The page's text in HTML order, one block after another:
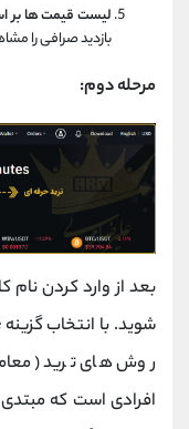
لیست قیمت ها بر
بازدید صرافی را
مرحله دوم:
بعد از وارد کردن نام
افرادی است که